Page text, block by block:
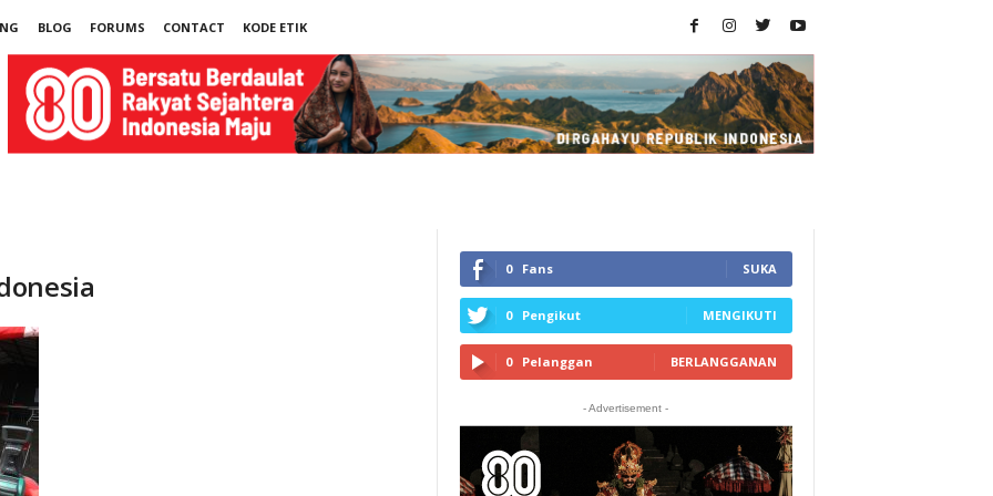
BLOG FORUMS CONTACT
KODE ETIK
0 Fans SUKA
0 Pengikut MENGIKUTI
0 Pelanggan BERLANGGANAN
- Advertisement -